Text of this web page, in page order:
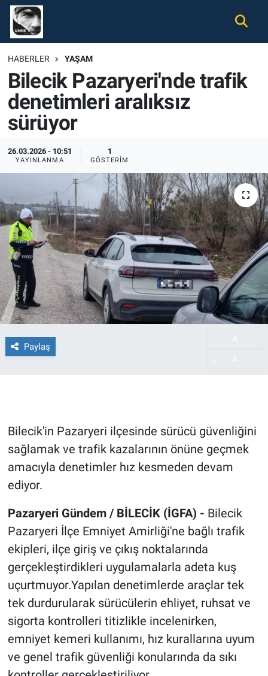
HABERLER YAŞAM
Bilecik Pazaryeri'nde trafik
denetimleri aralıksız
sürüyor
26.03.2026 - 10:51
YAYINLANMA
1
GÖSTERIM
Paylaş
Bilecik'in Pazaryeri ilçesinde sürücü güvenliğini
sağlamak ve trafik kazalarının önüne geçmek
amacıyla denetimler hız kesmeden devam
ediyor.
Pazaryeri Gündem / BİLECİK (İGFA) - Bilecik
Pazaryeri İlçe Emniyet Amirliği'ne bağlı trafik
ekipleri, ilçe giriş ve çıkış noktalarında
gerçekleştirdikleri uygulamalarla adeta kuş
uçurtmuyor.Yapılan denetimlerde araçlar tek
tek durdurularak sürücülerin ehliyet, ruhsat ve
sigorta kontrolleri titizlikle incelenirken,
emniyet kemeri kullanımı, hız kurallarına uyum
ve genel trafik güvenliği konularında da sıkı
Gündem
Ekonomi
Spor
Magazin
Tüm Haberler
İletişim
Künye
Nöbetçi Eczaneler
Hava Durumu
Namaz Vakitleri
Trafik Durumu
Süper Lig Puan Durumu ve Fikstür
Tüm Manşetler
Son Dakika Haberleri
Haber Arşivi